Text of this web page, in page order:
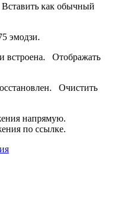
Вставить как обычный
эмодзи.
встроена. Отображать
Очистить
напрямую.
по ссылке.